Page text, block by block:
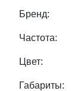
Бренд:
Частота:
Цвет:
Габариты: